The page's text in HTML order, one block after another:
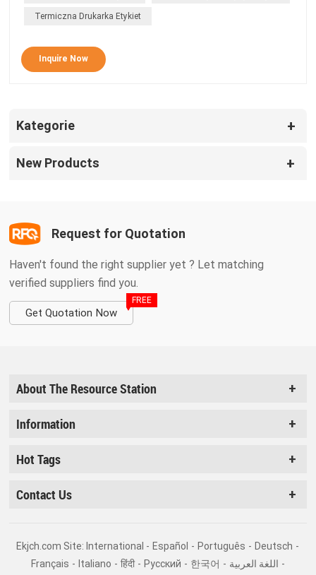
i ponownym zamknięciu pokrywy, automatycznie
marnowania etykiet spowodowanych przemieszczeniem
drukowania
Termiczna Drukarka Etykiet
Inquire Now
Kategorie
New Products
Haven't found the right supplier yet ? Let matching
verified suppliers find you.
Get Quotation Now
FREE
Request for Quotation
About The Resource Station
Information
Hot Tags
Contact Us
Ekjch.com Site: International - Español - Português - Deutsch -
Français - Italiano - हिंदी - Pусский - 한국어 - اللغة العربية -